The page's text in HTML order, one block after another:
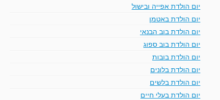
יום הולדת אפייה ובישול
יום הולדת באטמן
יום הולדת בוב הבנאי
יום הולדת בוב ספוג
יום הולדת בובות
יום הולדת בלונים
יום הולדת בלשים
יום הולדת בעלי חיים